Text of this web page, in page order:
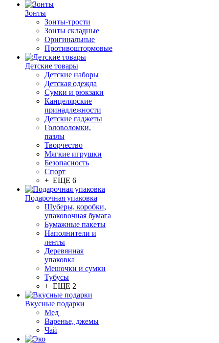
Зонты
Зонты-трости
Зонты складные
Оригинальные
Противоштормовые
Детские товары
Детские наборы
Детская одежда
Сумки и рюкзаки
Канцелярские
принадлежности
Детские гаджеты
Головоломки,
пазлы
Творчество
Мягкие игрушки
Безопасность
Спорт
+ ЕЩЕ 6
Подарочная упаковка
Шуберы, коробки,
упаковочная бумага
Бумажные пакеты
Наполнители и
ленты
Деревянная
упаковка
Мешочки и сумки
Тубусы
+ ЕЩЕ 2
Вкусные подарки
Мед
Варенье, джемы
Чай